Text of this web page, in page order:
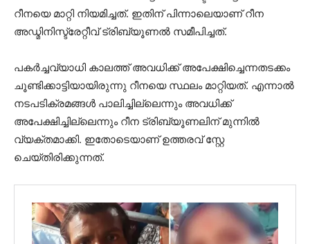
റീനയെ മാറ്റി നിയമിച്ചത്. ഇതിന് പിന്നാലെയാണ് റീന
അഡ്മിനിസ്ട്രേറ്റീവ് ട്രിബ്യൂണല്‍ സമീപിച്ചത്.
പകര്‍ച്ചവ്യാധി കാലത്ത് അവധിക്ക് അപേക്ഷിച്ചെന്നതടക്കം
ചൂണ്ടിക്കാട്ടിയായിരുന്നു റീനയെ സ്ഥലം മാറ്റിയത്. എന്നാല്‍
നടപടിക്രമങ്ങള്‍ പാലിച്ചില്ലെന്നും അവധിക്ക്
അപേക്ഷിച്ചില്ലെന്നും റീന ട്രിബ്യൂണലിന് മുന്നില്‍
വ്യക്തമാക്കി. ഇതോടെയാണ് ഉത്തരവ് സ്റ്റേ
ചെയ്തിരിക്കുന്നത്.